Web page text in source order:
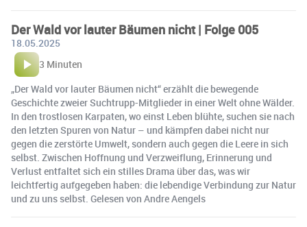
Der Wald vor lauter Bäumen nicht | Folge 005
18.05.2025
3 Minuten
„Der Wald vor lauter Bäumen nicht“ erzählt die bewegende
Geschichte zweier Suchtrupp-Mitglieder in einer Welt ohne Wälder.
In den trostlosen Karpaten, wo einst Leben blühte, suchen sie nach
den letzten Spuren von Natur – und kämpfen dabei nicht nur
gegen die zerstörte Umwelt, sondern auch gegen die Leere in sich
selbst. Zwischen Hoffnung und Verzweiflung, Erinnerung und
Verlust entfaltet sich ein stilles Drama über das, was wir
leichtfertig aufgegeben haben: die lebendige Verbindung zur Natur
und zu uns selbst. Gelesen von Andre Aengels